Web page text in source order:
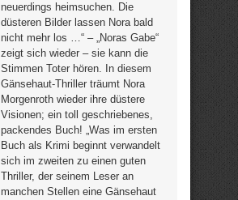
neuerdings heimsuchen. Die
düsteren Bilder lassen Nora bald
nicht mehr los …“ – „Noras Gabe“
zeigt sich wieder – sie kann die
Stimmen Toter hören. In diesem
Gänsehaut-Thriller träumt Nora
Morgenroth wieder ihre düstere
Visionen; ein toll geschriebenes,
packendes Buch! „Was im ersten
Buch als Krimi beginnt verwandelt
sich im zweiten zu einen guten
Thriller, der seinem Leser an
manchen Stellen eine Gänsehaut